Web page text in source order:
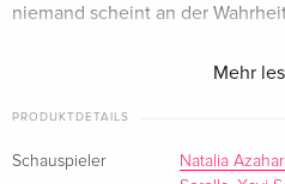
Mehr
niemand scheint an der
dass was auch immer dort
PRODUKTDETAILS
Schauspieler Natalia